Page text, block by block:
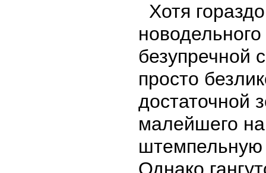
Хотя
безупречной
просто
достаточной
малейшего
штемпельную